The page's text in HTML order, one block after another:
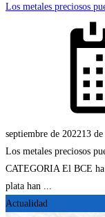
Los metales preciosos
septiembre de 202213
Los metales preciosos
CATEGORIA El BCE
plata han ...
Actualidad